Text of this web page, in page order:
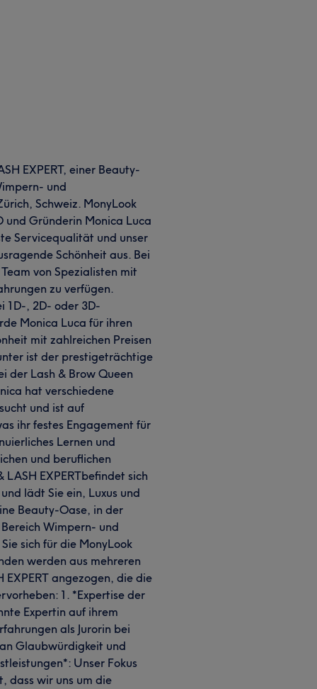
EXPERT, einer Beauty-
und
Schweiz. MonyLook
und Gründerin Monica Luca
Servicequalität und unser
Schönheit aus. Bei
von Spezialisten mit
zu verfügen.
1D-, 2D- oder 3D-
Monica Luca für ihren
mit zahlreichen Preisen
ist der prestigeträchtige
der Lash & Brow Queen
hat verschiedene
und ist auf
ihr festes Engagement für
Lernen und
und beruflichen
EXPERTbefindet sich
lädt Sie ein, Luxus und
Beauty-Oase, in der
Wimpern- und
sich für die MonyLook
werden aus mehreren
EXPERT angezogen, die die
1. *Expertise der
Expertin auf ihrem
als Jurorin bei
Glaubwürdigkeit und
Unser Fokus
dass wir uns um die